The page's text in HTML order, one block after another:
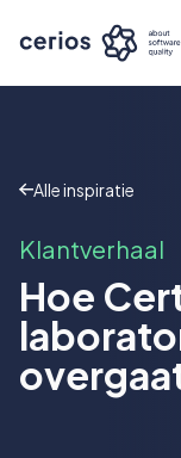
Alle inspiratie
Klantverhaal
Hoe